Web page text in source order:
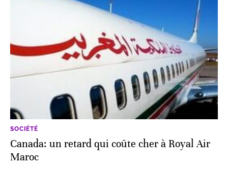
SOCIÉTÉ
Canada: un retard qui coûte cher à Royal Air
Maroc